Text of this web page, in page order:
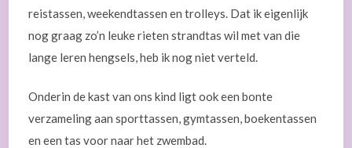
reistassen, weekendtassen en trolleys. Dat ik eigenlijk
nog graag zo’n leuke rieten strandtas wil met van die
lange leren hengsels, heb ik nog niet verteld.
Onderin de kast van ons kind ligt ook een bonte
verzameling aan sporttassen, gymtassen, boekentassen
en een tas voor naar het zwembad.